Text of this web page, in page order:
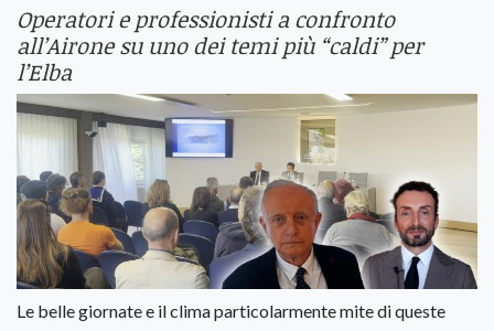
Operatori e professionisti a confronto
all’Airone su uno dei temi più “caldi” per
l’Elba
Le belle giornate e il clima particolarmente mite di queste